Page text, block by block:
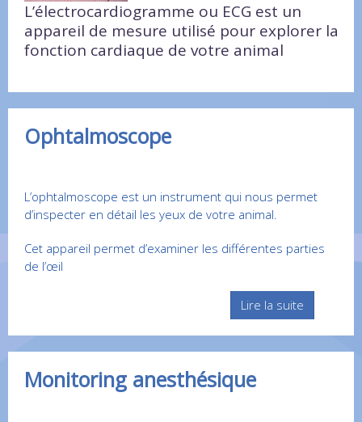
L’électrocardiogramme ou ECG est un
appareil de mesure utilisé pour explorer la
fonction cardiaque de votre animal
Ophtalmoscope
L’ophtalmoscope est un instrument qui nous permet
d’inspecter en détail les yeux de votre animal.
Cet appareil permet d’examiner les différentes parties
de l’œil
Lire la suite
Monitoring anesthésique